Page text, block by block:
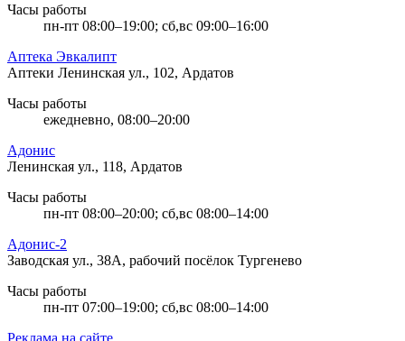
Часы работы
пн-пт 08:00–19:00; сб,вс 09:00–16:00
Аптека Эвкалипт
Аптеки Ленинская ул., 102, Ардатов
Часы работы
ежедневно, 08:00–20:00
Адонис
Ленинская ул., 118, Ардатов
Часы работы
пн-пт 08:00–20:00; сб,вс 08:00–14:00
Адонис-2
Заводская ул., 38А, рабочий посёлок Тургенево
Часы работы
пн-пт 07:00–19:00; сб,вс 08:00–14:00
Реклама на сайте